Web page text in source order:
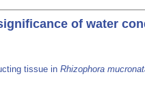
of water
tissue in Rhizophora